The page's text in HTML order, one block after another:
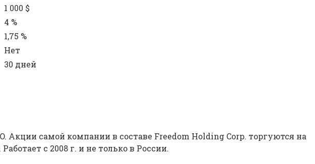
1 000 $
4 %
1,75 %
Нет
30 дней
Акции самой компании в составе Freedom Holding Corp. торгуются на
с 2008 г. и не только в России.